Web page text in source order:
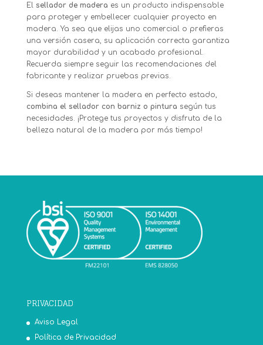
El sellador de madera es un producto indispensable
para proteger y embellecer cualquier proyecto en
madera. Ya sea que elijas uno comercial o prefieras
una versión casera, su aplicación correcta garantiza
mayor durabilidad y un acabado profesional.
Recuerda siempre seguir las recomendaciones del
fabricante y realizar pruebas previas.
Si deseas mantener la madera en perfecto estado,
combina el sellador con barniz o pintura según tus
necesidades. ¡Protege tus proyectos y disfruta de la
belleza natural de la madera por más tiempo!
PRIVACIDAD
Aviso Legal
Política de Privacidad